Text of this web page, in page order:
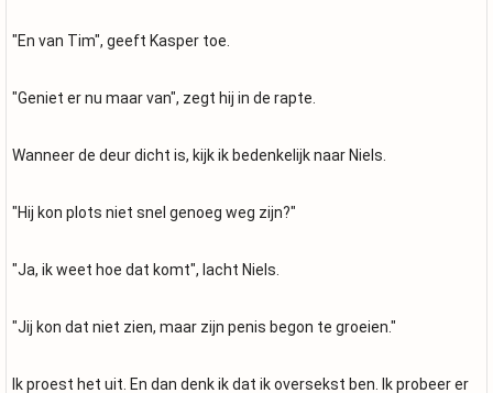
"En van Tim", geeft Kasper toe.
"Geniet er nu maar van", zegt hij in de rapte.
Wanneer de deur dicht is, kijk ik bedenkelijk naar Niels.
"Hij kon plots niet snel genoeg weg zijn?"
"Ja, ik weet hoe dat komt", lacht Niels.
"Jij kon dat niet zien, maar zijn penis begon te groeien."
Ik proest het uit. En dan denk ik dat ik oversekst ben. Ik probeer er